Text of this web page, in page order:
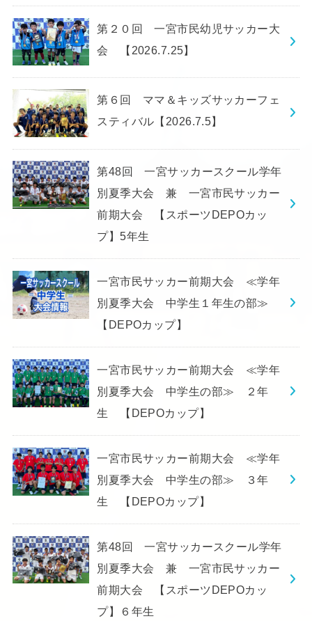
第２０回 一宮市民幼児サッカー大
会 【2026.7.25】
第６回 ママ＆キッズサッカーフェ
スティバル【2026.7.5】
第48回 一宮サッカースクール学年
別夏季大会 兼 一宮市民サッカー
前期大会 【スポーツDEPOカッ
プ】5年生
一宮市民サッカー前期大会 ≪学年
別夏季大会 中学生１年生の部≫
【DEPOカップ】
一宮市民サッカー前期大会 ≪学年
別夏季大会 中学生の部≫ ２年
生 【DEPOカップ】
一宮市民サッカー前期大会 ≪学年
別夏季大会 中学生の部≫ ３年
生 【DEPOカップ】
第48回 一宮サッカースクール学年
別夏季大会 兼 一宮市民サッカー
前期大会 【スポーツDEPOカッ
プ】６年生